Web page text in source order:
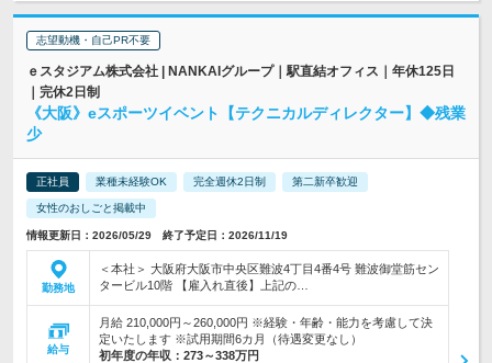
志望動機・自己PR不要
ｅスタジアム株式会社 | NANKAIグループ｜駅直結オフィス｜年休125日
｜完休2日制
《大阪》eスポーツイベント【テクニカルディレクター】◆残業
少
正社員 業種未経験OK 完全週休2日制 第二新卒歓迎
女性のおしごと掲載中
情報更新日：2026/05/29 終了予定日：2026/11/19
勤務地
＜本社＞ 大阪府大阪市中央区難波4丁目4番4号 難波御堂筋セン
タービル10階 【雇入れ直後】上記の…
給与
月給 210,000円～260,000円 ※経験・年齢・能力を考慮して決
定いたします ※試用期間6カ月（待遇変更なし）
初年度の年収： 273～338万円